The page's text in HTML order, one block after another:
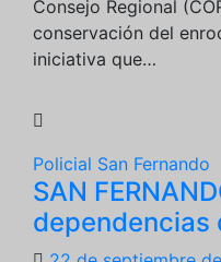
Consejo Regional
conservación del
iniciativa que…
Policial San Fernando
SAN
dependencias